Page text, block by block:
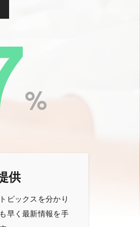
%
供
ピックスを分かり
早く最新情報を手